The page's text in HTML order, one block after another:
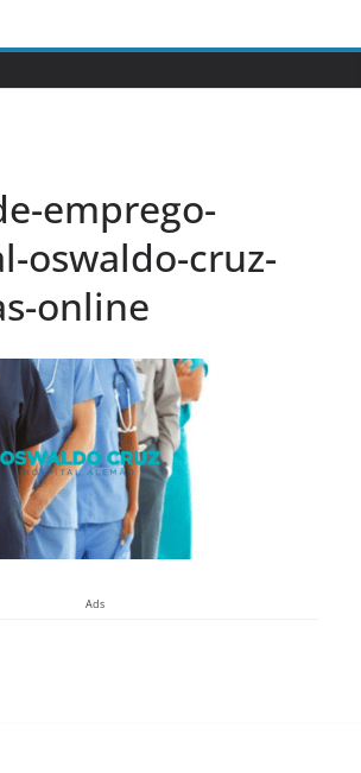
emprego-
oswaldo-cruz-
online
Ads